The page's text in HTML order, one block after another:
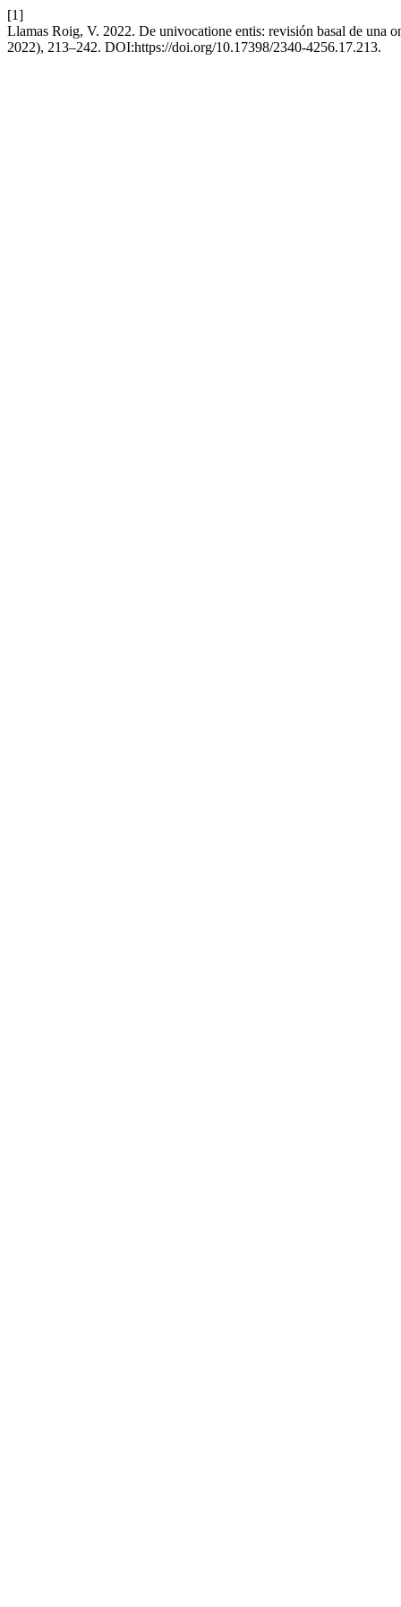
[1]
Llamas Roig, V. 2022. De univocatione entis: revisión basal de una
2022), 213–242. DOI:https://doi.org/10.17398/2340-4256.17.213.